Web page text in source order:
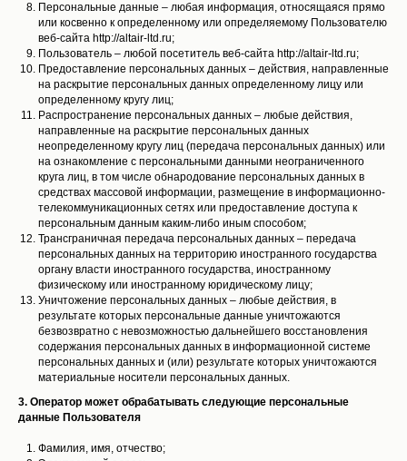
Персональные данные – любая информация, относящаяся прямо
или косвенно к определенному или определяемому Пользователю
веб-сайта http://altair-ltd.ru;
Пользователь – любой посетитель веб-сайта http://altair-ltd.ru;
Предоставление персональных данных – действия, направленные
на раскрытие персональных данных определенному лицу или
определенному кругу лиц;
Распространение персональных данных – любые действия,
направленные на раскрытие персональных данных
неопределенному кругу лиц (передача персональных данных) или
на ознакомление с персональными данными неограниченного
круга лиц, в том числе обнародование персональных данных в
средствах массовой информации, размещение в информационно-
телекоммуникационных сетях или предоставление доступа к
персональным данным каким-либо иным способом;
Трансграничная передача персональных данных – передача
персональных данных на территорию иностранного государства
органу власти иностранного государства, иностранному
физическому или иностранному юридическому лицу;
Уничтожение персональных данных – любые действия, в
результате которых персональные данные уничтожаются
безвозвратно с невозможностью дальнейшего восстановления
содержания персональных данных в информационной системе
персональных данных и (или) результате которых уничтожаются
материальные носители персональных данных.
3. Оператор может обрабатывать следующие персональные
данные Пользователя
Фамилия, имя, отчество;